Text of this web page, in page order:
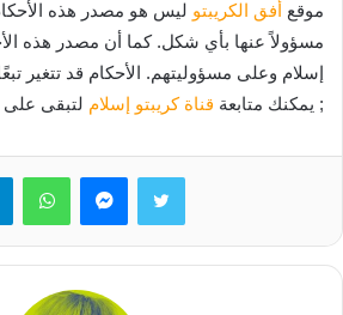
موقع أفق الكريبتو ليس هو مصدر هذه الأحكام
مسؤولاً عنها بأي شكل. كما أن مصدر هذه
إسلام وعلى مسؤوليتهم. الأحكام قد تتغير
; يمكنك متابعة قناة كريبتو إسلام لتبقى على
تويتر ماسنجر